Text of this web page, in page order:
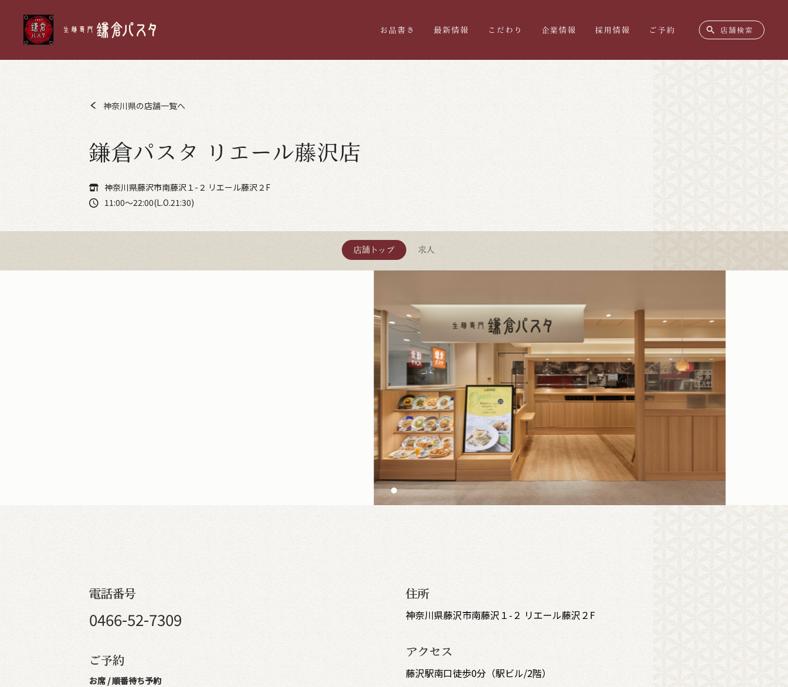
お品書き 最新情報 こだわり 企業情報 採用情報 ご予約 search 店舗検索
神奈川県の店舗一覧へ
鎌倉パスタ リエール藤沢店
神奈川県藤沢市南藤沢１-２ リエール藤沢２F
11:00～22:00(L.O.21:30)
店舗トップ 求人
電話番号
0466-52-7309
ご予約
お席 / 順番待ち予約
住所
神奈川県藤沢市南藤沢１-２ リエール藤沢２F
アクセス
藤沢駅南口徒歩0分（駅ビル/2階）